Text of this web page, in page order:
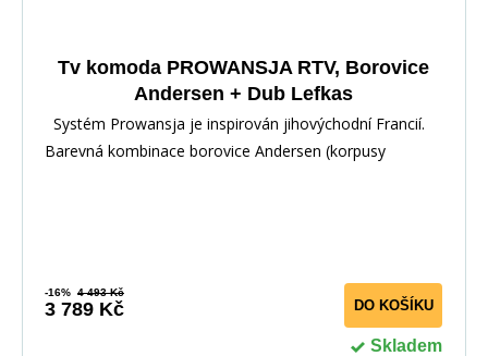
Tv komoda PROWANSJA RTV, Borovice
Andersen + Dub Lefkas
Systém Prowansja je inspirován jihovýchodní Francií.
Barevná kombinace borovice Andersen (korpusy
-16% 4 493 Kč
3 789 Kč DO KOŠÍKU
Skladem